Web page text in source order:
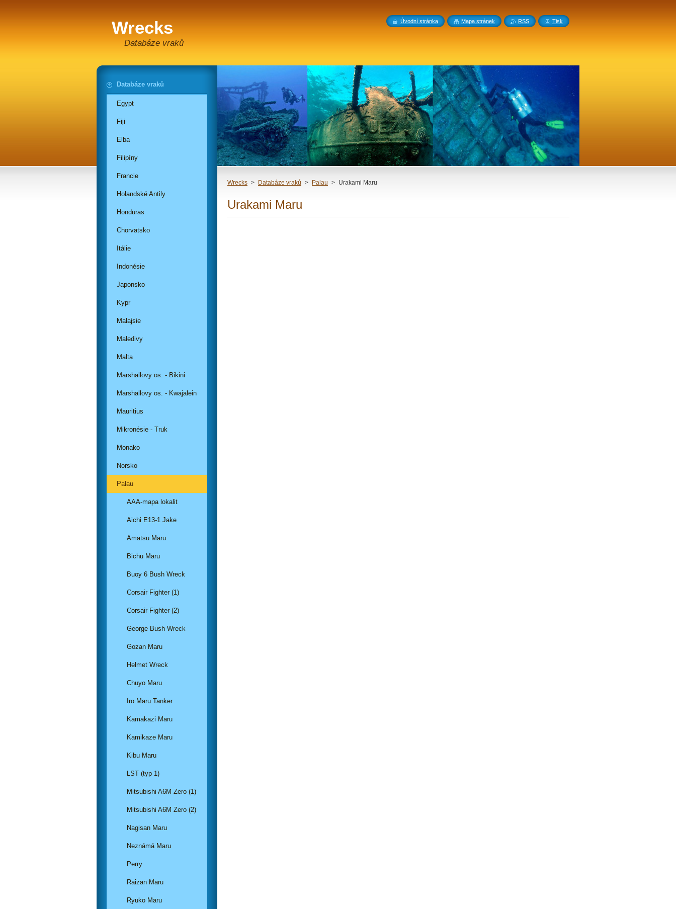
Wrecks
Databáze vraků
Wrecks > Databáze vraků > Palau > Urakami Maru
Urakami Maru
Databáze vraků
Egypt
Fiji
Elba
Filipíny
Francie
Holandské Antily
Honduras
Chorvatsko
Itálie
Indonésie
Japonsko
Kypr
Malajsie
Maledivy
Malta
Marshallovy os. - Bikini
Marshallovy os. - Kwajalein
Mauritius
Mikronésie - Truk
Monako
Norsko
Palau
AAA-mapa lokalit
Aichi E13-1 Jake
Amatsu Maru
Bichu Maru
Buoy 6 Bush Wreck
Corsair Fighter (1)
Corsair Fighter (2)
George Bush Wreck
Gozan Maru
Helmet Wreck
Chuyo Maru
Iro Maru Tanker
Kamakazi Maru
Kamikaze Maru
Kibu Maru
LST (typ 1)
Mitsubishi A6M Zero (1)
Mitsubishi A6M Zero (2)
Nagisan Maru
Neznámá Maru
Perry
Raizan Maru
Ryuko Maru
Úvodní stránka Mapa stránek RSS Tisk